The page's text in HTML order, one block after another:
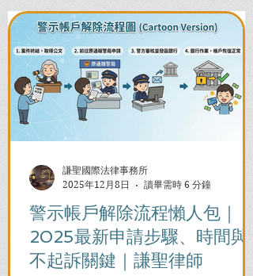
警示帳戶解除流程懶人包｜
2025最新申請步驟、時間與
不起訴關鍵｜謙聖律師
謙聖國際法律事務所
2025年12月8日
讀畢需時 6 分鐘